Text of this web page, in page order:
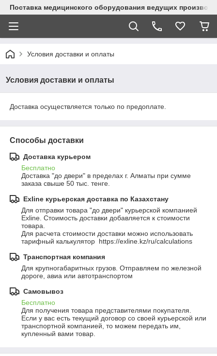
Поставка медицинского оборудования ведущих
Условия доставки и оплаты
Условия доставки и оплаты
Доставка осуществляется только по предоплате.
Способы доставки
Доставка курьером
Бесплатно
Доставка "до двери" в пределах г. Алматы при сумме
заказа свыше 50 тыс. тенге.
Exline курьерская доставка по Казахстану
Для отправки товара "до двери" курьерской компанией
Exline. Стоимость доставки добавляется к стоимости
товара.
Для расчета стоимости доставки можно использовать
тарифный калькулятор  https://exline.kz/ru/calculations
Транспортная компания
Для крупногабаритных грузов. Отправляем по железной
дороге, авиа или автотранспортом
Самовывоз
Бесплатно
Для получения товара представителями покупателя.
Если у вас есть текущий договор со своей курьерской или
транспортной компанией, то можем передать им,
купленный вами товар.